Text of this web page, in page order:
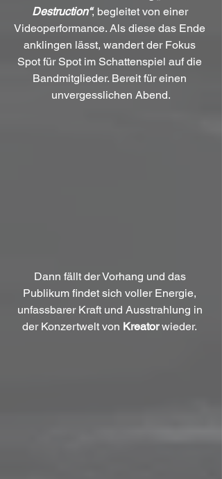
Destruction“, begleitet von einer
Videoperformance. Als diese das Ende
anklingen lässt, wandert der Fokus
Spot für Spot im Schattenspiel auf die
Bandmitglieder. Bereit für einen
unvergesslichen Abend.
Dann fällt der Vorhang und das
Publikum findet sich voller Energie,
unfassbarer Kraft und Ausstrahlung in
der Konzertwelt von Kreator wieder.